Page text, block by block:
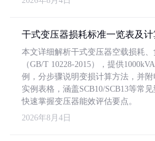
干式变压器损耗标准一览表及
本文详细解析干式变压器空载损耗
（GB/T 10228-2015），提供
例，分步骤说明变损计算方法，并
实例表格，涵盖SCB10/SCB13等常
快速掌握变压器能效评估要点。
2026年8月4日